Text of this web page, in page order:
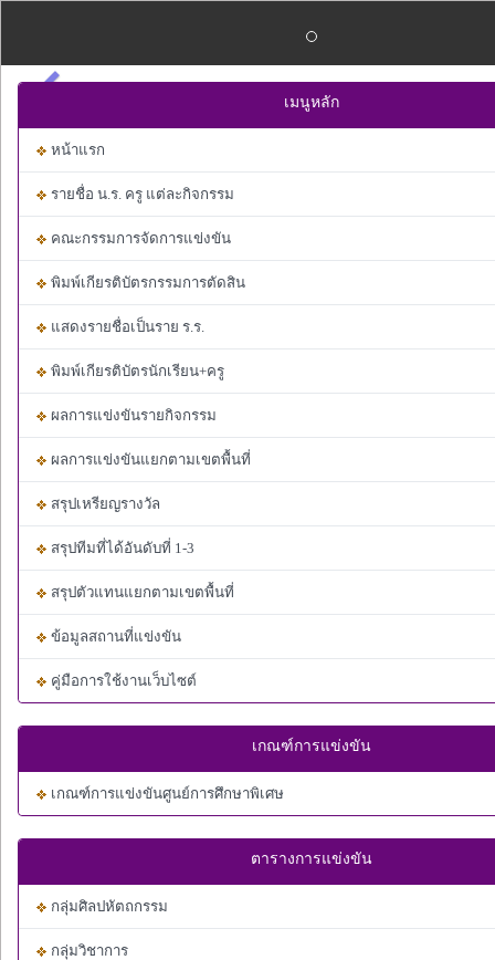
Previous
เมนูหลัก
หน้าแรก
รายชื่อ น.ร. ครู แต่ละกิจกรรม
คณะกรรมการจัดการแข่งขัน
พิมพ์เกียรติบัตรกรรมการตัดสิน
แสดงรายชื่อเป็นราย ร.ร.
พิมพ์เกียรติบัตรนักเรียน+ครู
ผลการแข่งขันรายกิจกรรม
ผลการแข่งขันแยกตามเขตพื้นที่
สรุปเหรียญรางวัล
สรุปทีมที่ได้อันดับที่ 1-3
สรุปตัวแทนแยกตามเขตพื้นที่
ข้อมูลสถานที่แข่งขัน
คู่มือการใช้งานเว็บไซต์
เกณฑ์การแข่งขัน
เกณฑ์การแข่งขันศูนย์การศึกษาพิเศษ
ตารางการแข่งขัน
กลุ่มศิลปหัตถกรรม
กลุ่มวิชาการ